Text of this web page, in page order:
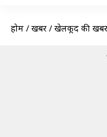
होम / खबरें / खेलकूद की खबरें